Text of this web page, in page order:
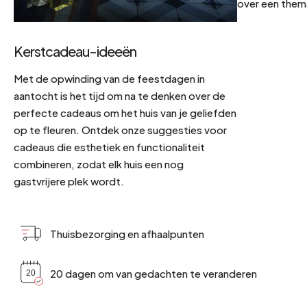
Kerstcadeau-ideeën
Met de opwinding van de feestdagen in
aantocht is het tijd om na te denken over de
perfecte cadeaus om het huis van je geliefden
op te fleuren. Ontdek onze suggesties voor
cadeaus die esthetiek en functionaliteit
combineren, zodat elk huis een nog
gastvrijere plek wordt.
over een
Thuisbezorging en afhaalpunten
20 dagen om van gedachten te veranderen